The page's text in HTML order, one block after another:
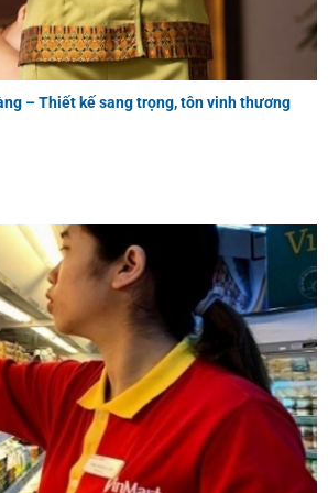
– Thiết kế sang trọng, tôn vinh thương